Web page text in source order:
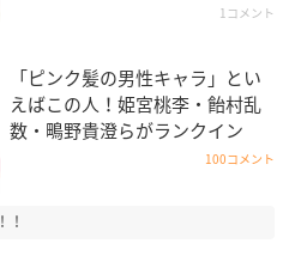
1コメント
「ピンク髪の男性キャラ」とい
えばこの人！姫宮桃李・飴村乱
数・鴫野貴澄らがランクイン
100コメント
！